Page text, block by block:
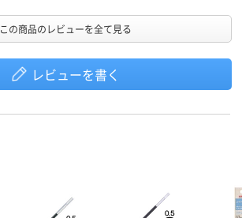
この商品のレビューを全て見る
レビューを書く